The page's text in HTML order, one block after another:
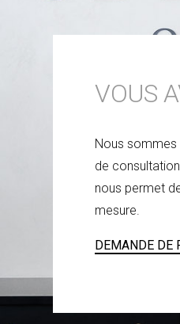
VOUS
Nous sommes
de
nous permet
mesure.
DEMANDE DE